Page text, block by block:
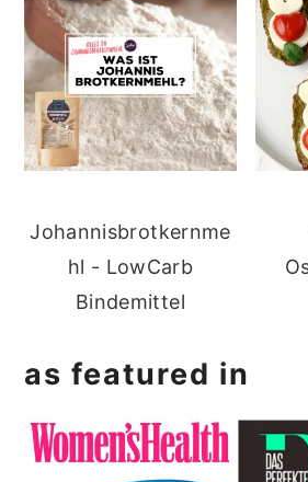
Johannisbrotkernme
hl - LowCarb
Bindemittel
as featured in